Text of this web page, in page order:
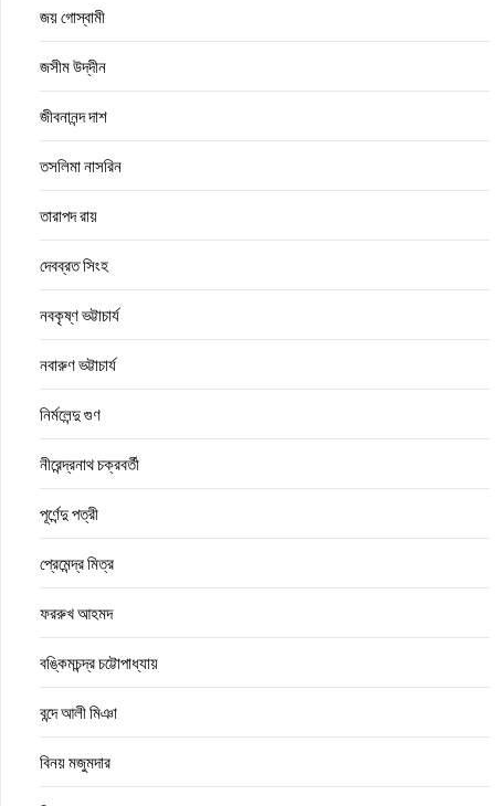
জয় গোস্বামী
জসীম উদ্‌দীন
জীবনানন্দ দাশ
তসলিমা নাসরিন
তারাপদ রায়
দেবব্রত সিংহ
নবকৃষ্ণ ভট্টাচার্য
নবারুণ ভট্টাচার্য
নির্মলেন্দু গুণ
নীরেন্দ্রনাথ চক্রবর্তী
পূর্ণেন্দু পত্রী
প্রেমেন্দ্র মিত্র
ফররুখ আহমদ
বঙ্কিমচন্দ্র চট্টোপাধ্যায়
বন্দে আলী মিঞা
বিনয় মজুমদার